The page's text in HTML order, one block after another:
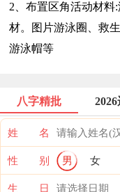
2、布置区角活动材料
材。图片游泳圈、救
游泳帽等
八字精批
姓 名
性 别 男 女
生 日